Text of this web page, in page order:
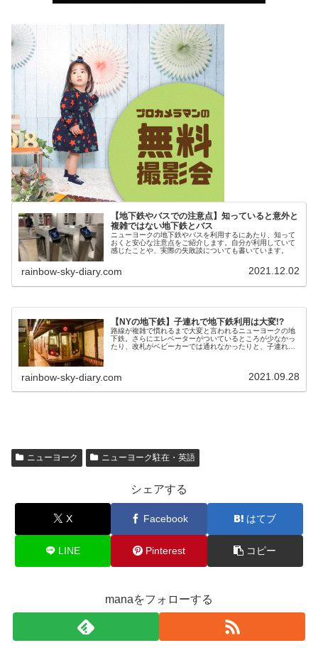
【地下鉄やバスでの注意点】知っていると意外と
複雑ではない地下鉄とバス
ニューヨークの地下鉄やバスを利用するにあたり、知って
おくと安心な注意点をご紹介します。自分が利用していて
感じたことや、実際の失敗談についても書いています。
rainbow-sky-diary.com 2021.12.02
【NYの地下鉄】子連れで地下鉄利用は大変!?
路線が複雑で慣れるまで大変と言われるニューヨークの地
下鉄。さらにエレベーターがついているところが少なかっ
たり、改札がベビーカーでは通れなかったりと、子連れに
rainbow-sky-diary.com 2021.09.28
ニューヨーク ニューヨーク駐在・英語
シェアする
X Facebook はてブ
LINE Pinterest コピー
manaをフォローする